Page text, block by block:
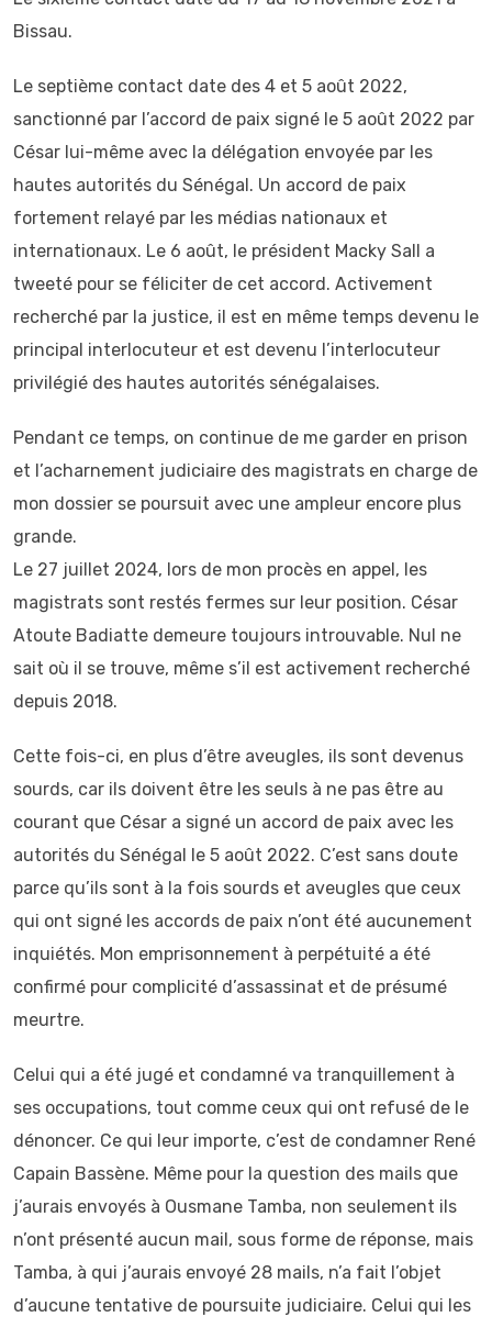
Bissau.
Le septième contact date des 4 et 5 août 2022,
sanctionné par l’accord de paix signé le 5 août 2022 par
César lui-même avec la délégation envoyée par les
hautes autorités du Sénégal. Un accord de paix
fortement relayé par les médias nationaux et
internationaux. Le 6 août, le président Macky Sall a
tweeté pour se féliciter de cet accord. Activement
recherché par la justice, il est en même temps devenu le
principal interlocuteur et est devenu l’interlocuteur
privilégié des hautes autorités sénégalaises.
Pendant ce temps, on continue de me garder en prison
et l’acharnement judiciaire des magistrats en charge de
mon dossier se poursuit avec une ampleur encore plus
grande.
Le 27 juillet 2024, lors de mon procès en appel, les
magistrats sont restés fermes sur leur position. César
Atoute Badiatte demeure toujours introuvable. Nul ne
sait où il se trouve, même s’il est activement recherché
depuis 2018.
Cette fois-ci, en plus d’être aveugles, ils sont devenus
sourds, car ils doivent être les seuls à ne pas être au
courant que César a signé un accord de paix avec les
autorités du Sénégal le 5 août 2022. C’est sans doute
parce qu’ils sont à la fois sourds et aveugles que ceux
qui ont signé les accords de paix n’ont été aucunement
inquiétés. Mon emprisonnement à perpétuité a été
confirmé pour complicité d’assassinat et de présumé
meurtre.
Celui qui a été jugé et condamné va tranquillement à
ses occupations, tout comme ceux qui ont refusé de le
dénoncer. Ce qui leur importe, c’est de condamner René
Capain Bassène. Même pour la question des mails que
j’aurais envoyés à Ousmane Tamba, non seulement ils
n’ont présenté aucun mail, sous forme de réponse, mais
Tamba, à qui j’aurais envoyé 28 mails, n’a fait l’objet
d’aucune tentative de poursuite judiciaire. Celui qui les